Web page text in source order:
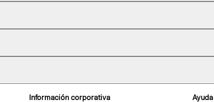
Información corporativa Ayuda